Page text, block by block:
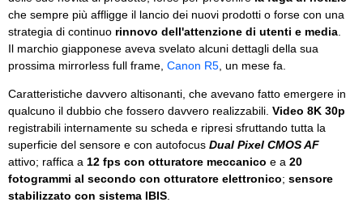
che sempre più affligge il lancio dei nuovi prodotti o forse con una
strategia di continuo rinnovo dell'attenzione di utenti e media
Il marchio giapponese aveva svelato alcuni dettagli della sua
prossima mirrorless full frame, Canon R5 , un mese fa.
Caratteristiche davvero altisonanti, che avevano fatto emergere in
qualcuno il dubbio che fossero davvero realizzabili. Video 8K 30p
registrabili internamente su scheda e ripresi sfruttando tutta la
superficie del sensore e con autofocus Dual Pixel CMOS AF
attivo; raffica a 12 fps con otturatore meccanico e a 20
fotogrammi al secondo con otturatore elettronico; sensore
stabilizzato con sistema IBIS